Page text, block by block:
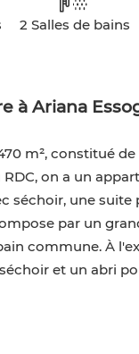
2 Salles de bains
à Ariana
m², constitué
on a un
séchoir, une
par un
commune. À
et un abri